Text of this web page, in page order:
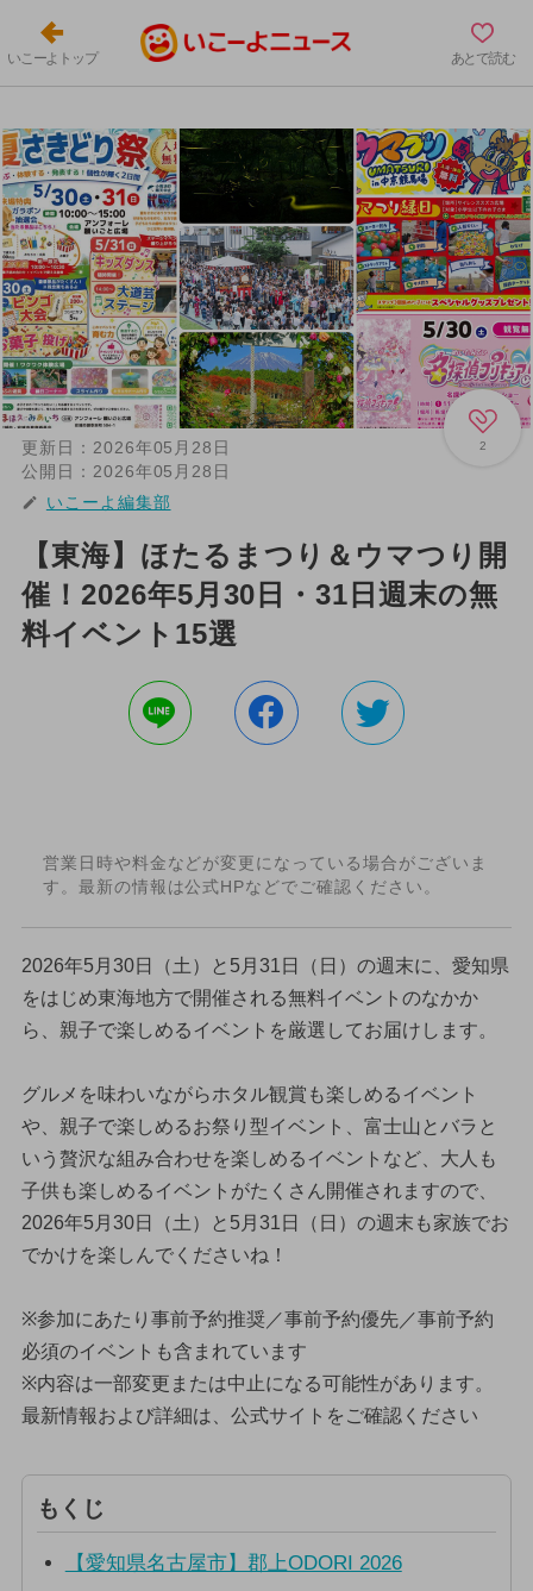
いこーよトップ あとで読む
2
更新日： 2026年05月28日
公開日： 2026年05月28日
いこーよ編集部
【東海】ほたるまつり＆ウマつり開
催！2026年5月30日・31日週末の無
料イベント15選
営業日時や料金などが変更になっている場合がございま
す。最新の情報は公式HPなどでご確認ください。
2026年5月30日（土）と5月31日（日）の週末に、愛知県
をはじめ東海地方で開催される無料イベントのなかか
ら、親子で楽しめるイベントを厳選してお届けします。
グルメを味わいながらホタル観賞も楽しめるイベント
や、親子で楽しめるお祭り型イベント、富士山とバラと
いう贅沢な組み合わせを楽しめるイベントなど、大人も
子供も楽しめるイベントがたくさん開催されますので、
2026年5月30日（土）と5月31日（日）の週末も家族でお
でかけを楽しんでくださいね！
※参加にあたり事前予約推奨／事前予約優先／事前予約
必須のイベントも含まれています
※内容は一部変更または中止になる可能性があります。
最新情報および詳細は、公式サイトをご確認ください
もくじ
【愛知県名古屋市】郡上ODORI 2026